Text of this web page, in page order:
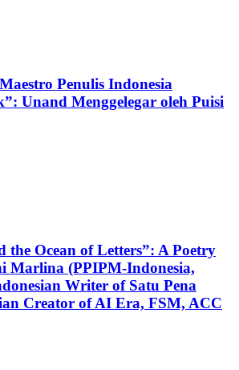
Penulis Indonesia
Unand Menggelegar oleh Puisi
the Ocean of Letters”: A Poetry
Marlina (PPIPM-Indonesia,
Writer of Satu Pena
Creator of AI Era, FSM, ACC